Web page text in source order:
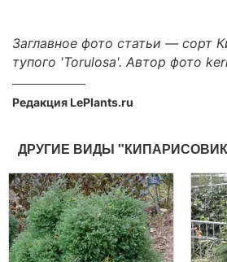
Заглавное фото статьи — сорт
тупого 'Torulosa'. Автор фото
Редакция LePlants.ru
ДРУГИЕ ВИДЫ